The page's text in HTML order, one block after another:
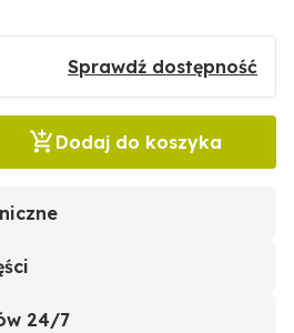
Sprawdź dostępność
Dodaj do koszyka
24/7